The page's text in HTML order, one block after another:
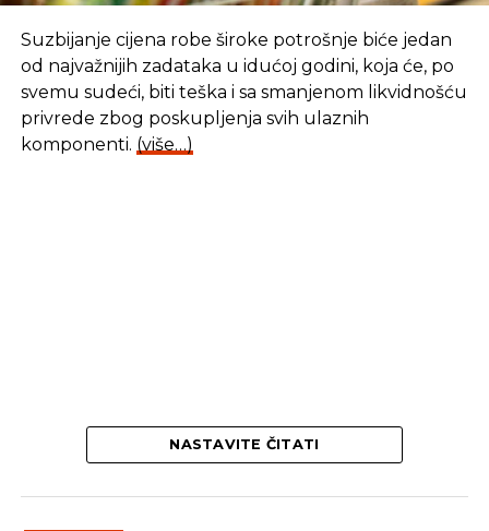
SLIČNE TEME: POSAO NEZAPOSLENA LICA
Uz podsticaje zadovoljni i radnici i poslodavci
NE PROPUSTITE
Suzbijanje cijena robe široke potrošnje biće jedan
od najvažnijih zadataka u idućoj godini, koja će, po
svemu sudeći, biti teška i sa smanjenom likvidnošću
privrede zbog poskupljenja svih ulaznih
komponenti. (više…)
NASTAVITE ČITATI